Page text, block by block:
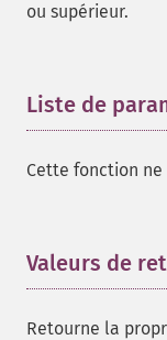
ou supérieur.
Liste de
Cette fonction
Valeurs de
Retourne la